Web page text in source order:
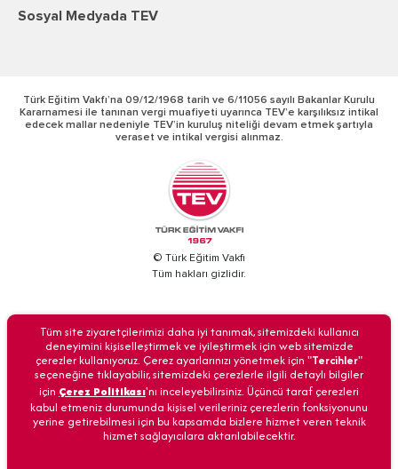
Sosyal Medyada TEV
Türk Eğitim Vakfı’na 09/12/1968 tarih ve 6/11056 sayılı Bakanlar Kurulu
Kararnamesi ile tanınan vergi muafiyeti uyarınca TEV’e karşılıksız intikal
edecek mallar nedeniyle TEV’in kuruluş niteliği devam etmek şartıyla
veraset ve intikal vergisi alınmaz.
© Türk Eğitim Vakfı
Tüm hakları gizlidir.
BİZİ ARAYIN
Anasayfa İletişim Veri Güvenliği Kişisel Verilerin Korunması
Tüm site ziyaretçilerimizi daha iyi tanımak, sitemizdeki kullanıcı
deneyimini kişiselleştirmek ve iyileştirmek için web sitemizde
çerezler kullanıyoruz. Çerez ayarlarınızı yönetmek için "Tercihler"
seçeneğine tıklayabilir, sitemizdeki çerezlerle ilgili detaylı bilgiler
için Çerez Politikası'nı inceleyebilirsiniz. Üçüncü taraf çerezleri
kabul etmeniz durumunda kişisel verileriniz çerezlerin fonksiyonunu
yerine getirebilmesi için bu kapsamda bizlere hizmet veren teknik
hizmet sağlayıcılara aktarılabilecektir.